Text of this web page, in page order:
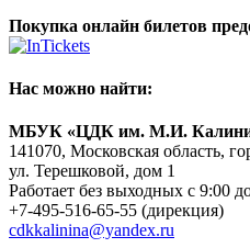
Покупка онлайн билетов
Нас можно найти:
МБУК «ЦДК им. М.И.
141070, Московская область,
ул. Терешковой, дом 1
Работает без выходных с 9:00
+7-495-516-65-55 (дирекция)
cdkkalinina@yandex.ru